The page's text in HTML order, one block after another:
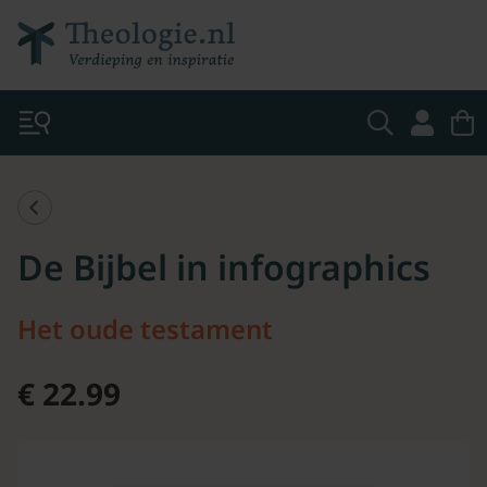
De Bijbel in infographics
Het oude testament
€ 22.99